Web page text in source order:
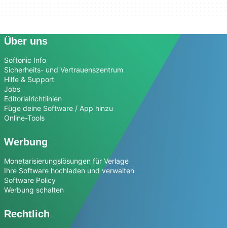
Über uns
Softonic Info
Sicherheits- und Vertrauenszentrum
Hilfe & Support
Jobs
Editorialrichtlinien
Füge deine Software / App hinzu
Online-Tools
Werbung
Monetarisierungslösungen für Verlage
Ihre Software hochladen und verwalten
Software Policy
Werbung schalten
Rechtlich